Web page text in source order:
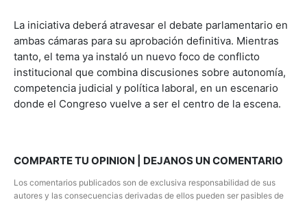
La iniciativa deberá atravesar el debate parlamentario en
ambas cámaras para su aprobación definitiva. Mientras
tanto, el tema ya instaló un nuevo foco de conflicto
institucional que combina discusiones sobre autonomía,
competencia judicial y política laboral, en un escenario
donde el Congreso vuelve a ser el centro de la escena.
COMPARTE TU OPINION | DEJANOS UN COMENTARIO
Los comentarios publicados son de exclusiva responsabilidad de sus
autores y las consecuencias derivadas de ellos pueden ser pasibles de